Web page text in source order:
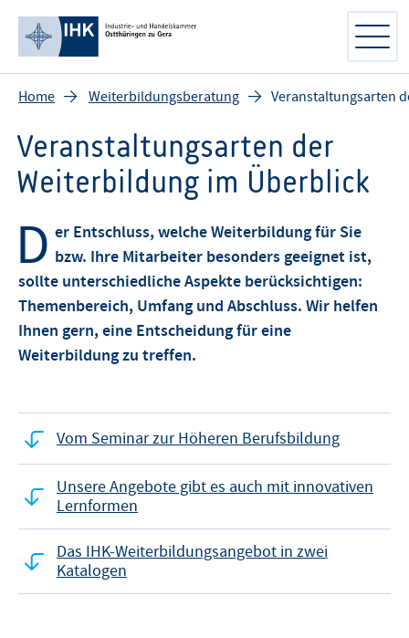
Home Weiterbildungsberatung Veranstaltungsarten
Veranstaltungsarten der
Weiterbildung im Überblick
D er Entschluss, welche Weiterbildung für Sie
bzw. Ihre Mitarbeiter besonders geeignet ist,
sollte unterschiedliche Aspekte berücksichtigen:
Themenbereich, Umfang und Abschluss. Wir helfen
Ihnen gern, eine Entscheidung für eine
Weiterbildung zu treffen.
Vom Seminar zur Höheren Berufsbildung
Unsere Angebote gibt es auch mit innovativen
Lernformen
Das IHK-Weiterbildungsangebot in zwei
Katalogen